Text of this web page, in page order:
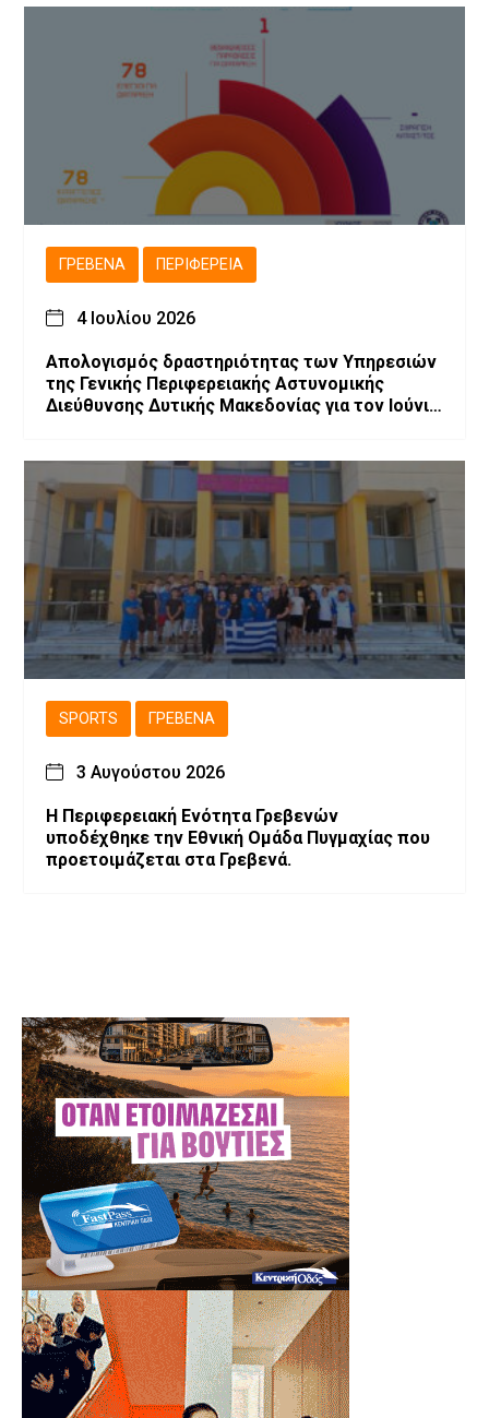
ΓΡΕΒΕΝΆ ΠΕΡΙΦΈΡΕΙΑ
4 Ιουλίου 2026
Απολογισμός δραστηριότητας των Υπηρεσιών
της Γενικής Περιφερειακής Αστυνομικής
Διεύθυνσης Δυτικής Μακεδονίας για τον Ιούνιο
SPORTS ΓΡΕΒΕΝΆ
3 Αυγούστου 2026
Η Περιφερειακή Ενότητα Γρεβενών
υποδέχθηκε την Εθνική Ομάδα Πυγμαχίας που
προετοιμάζεται στα Γρεβενά.